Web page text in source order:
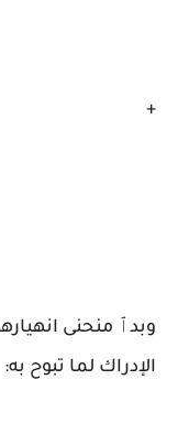
+
وبدٱ منحنى
الإدراك لما تبوح به: